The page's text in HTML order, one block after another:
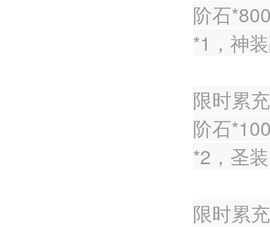
阶石
*1，神
限时累
阶石
*2，圣
限时累